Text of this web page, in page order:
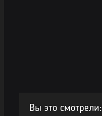
Вы это смотрели: